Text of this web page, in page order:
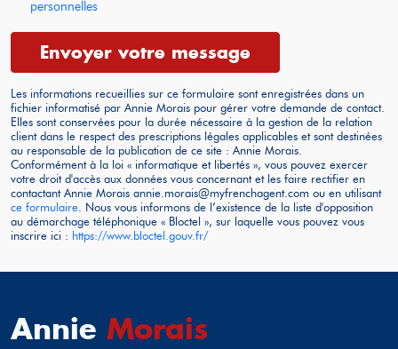
personnelles
Envoyer votre message
Les informations recueillies sur ce formulaire sont enregistrées dans un
fichier informatisé par Annie Morais pour gérer votre demande de contact.
Elles sont conservées pour la durée nécessaire à la gestion de la relation
client dans le respect des prescriptions légales applicables et sont destinées
au responsable de la publication de ce site : Annie Morais.
Conformément à la loi « informatique et libertés », vous pouvez exercer
votre droit d'accès aux données vous concernant et les faire rectifier en
contactant Annie Morais annie.morais@myfrenchagent.com ou en utilisant
ce formulaire. Nous vous informons de l’existence de la liste d'opposition
au démarchage téléphonique « Bloctel », sur laquelle vous pouvez vous
inscrire ici : https://www.bloctel.gouv.fr/
Annie Morais